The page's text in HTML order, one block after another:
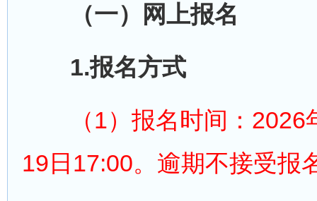
（一）网上报名
1.报名方式
（1）报名时间：2026
19日17:00。逾期不接受报